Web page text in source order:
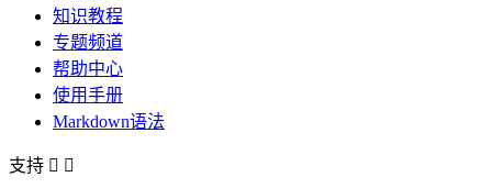
知识教程
专题频道
帮助中心
使用手册
Markdown语法
支持  